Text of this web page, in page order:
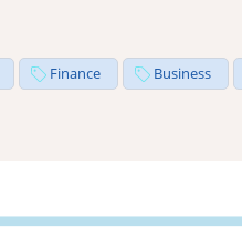
Finance Business